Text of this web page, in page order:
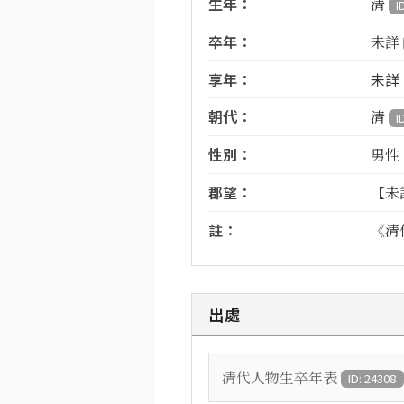
清
卒年： 未詳
享年：
未詳
朝代：
清
性別： 男性
郡望： 【
註： 《
出處
清代人物生卒年表 ID: 24308